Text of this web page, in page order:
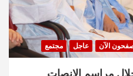
الآن عاجل مجتمع